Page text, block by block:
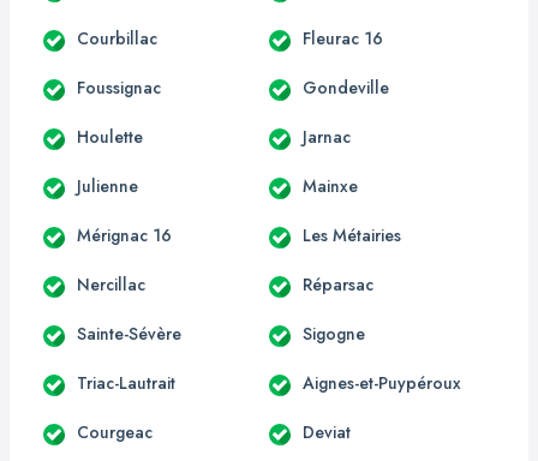
Courbillac Fleurac 16
Foussignac Gondeville
Houlette Jarnac
Julienne Mainxe
Mérignac 16 Les Métairies
Nercillac Réparsac
Sainte-Sévère Sigogne
Triac-Lautrait Aignes-et-Puypéroux
Courgeac Deviat